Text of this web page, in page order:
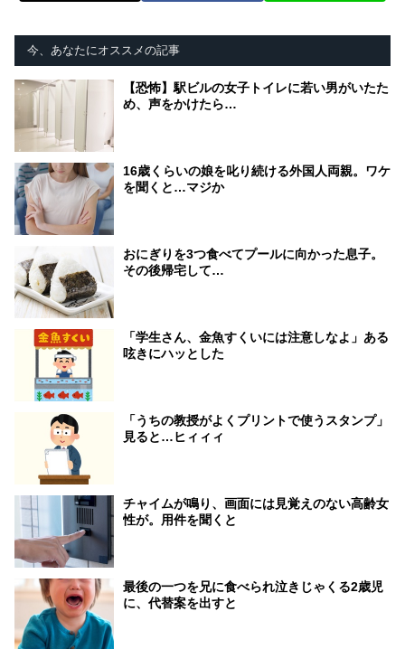
今、あなたにオススメの記事
【恐怖】駅ビルの女子トイレに若い男がいたた
め、声をかけたら…
16歳くらいの娘を叱り続ける外国人両親。ワケ
を聞くと…マジか
おにぎりを3つ食べてプールに向かった息子。
その後帰宅して…
「学生さん、金魚すくいには注意しなよ」ある
呟きにハッとした
「うちの教授がよくプリントで使うスタンプ」
見ると…ヒィィィ
チャイムが鳴り、画面には見覚えのない高齢女
性が。用件を聞くと
最後の一つを兄に食べられ泣きじゃくる2歳児
に、代替案を出すと